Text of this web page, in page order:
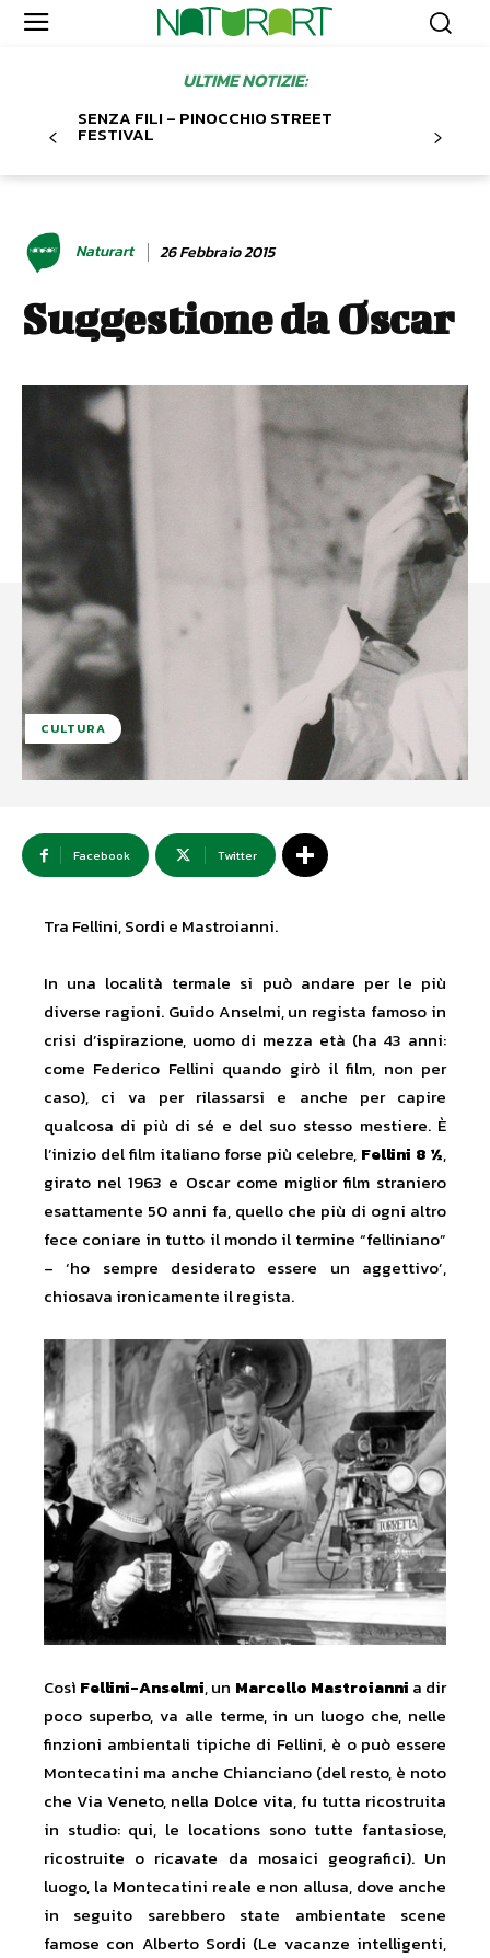
ULTIME NOTIZIE:
SENZA FILI – PINOCCHIO STREET
FESTIVAL
Naturart 26 Febbraio 2015
Suggestione da Oscar
CULTURA
Facebook Twitter
Tra Fellini, Sordi e Mastroianni.
In una località termale si può andare per le più
diverse ragioni. Guido Anselmi, un regista famoso in
crisi d’ispirazione, uomo di mezza età (ha 43 anni:
come Federico Fellini quando girò il film, non per
caso), ci va per rilassarsi e anche per capire
qualcosa di più di sé e del suo stesso mestiere. È
l’inizio del film italiano forse più celebre, Fellini 8 ½,
girato nel 1963 e Oscar come miglior film straniero
esattamente 50 anni fa, quello che più di ogni altro
fece coniare in tutto il mondo il termine “felliniano”
– ‘ho sempre desiderato essere un aggettivo’,
chiosava ironicamente il regista.
Così Fellini-Anselmi, un Marcello Mastroianni a dir
poco superbo, va alle terme, in un luogo che, nelle
finzioni ambientali tipiche di Fellini, è o può essere
Montecatini ma anche Chianciano (del resto, è noto
che Via Veneto, nella Dolce vita, fu tutta ricostruita
in studio: qui, le locations sono tutte fantasiose,
ricostruite o ricavate da mosaici geografici). Un
luogo, la Montecatini reale e non allusa, dove anche
in seguito sarebbero state ambientate scene
famose con Alberto Sordi (Le vacanze intelligenti,